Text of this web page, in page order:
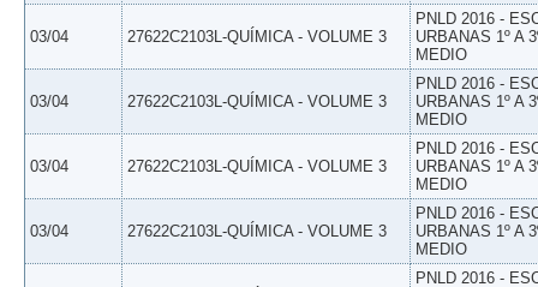
03/04 27622C2103L-QUÍMICA - VOLUME 3
PNLD 2016 -
URBANAS 1º A
MEDIO
03/04 27622C2103L-QUÍMICA - VOLUME 3
PNLD 2016 -
URBANAS 1º A
MEDIO
03/04 27622C2103L-QUÍMICA - VOLUME 3
PNLD 2016 -
URBANAS 1º A
MEDIO
03/04 27622C2103L-QUÍMICA - VOLUME 3
PNLD 2016 -
URBANAS 1º A
MEDIO
PNLD 2016 -